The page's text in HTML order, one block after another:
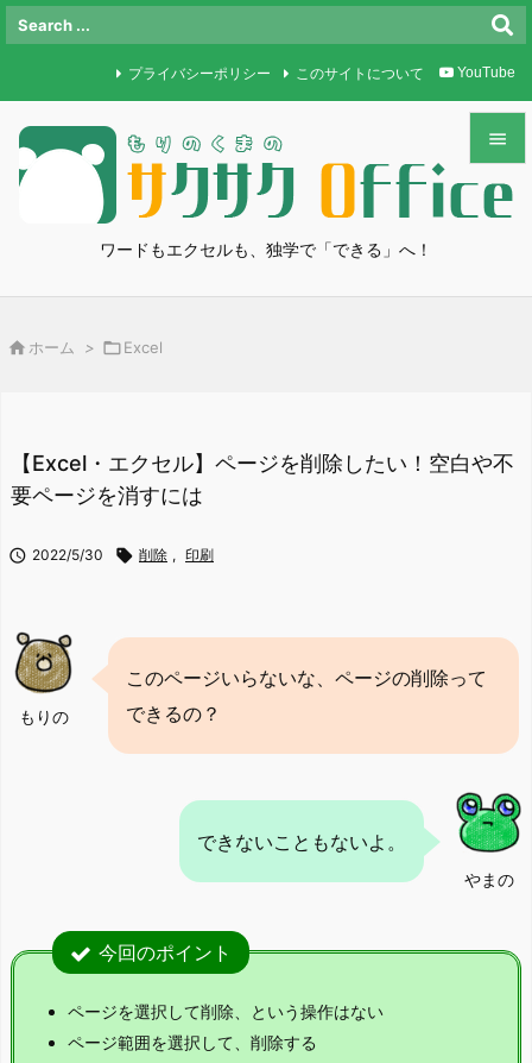
ワードもエクセルも、独学で「できる」へ！


メニュ
検索
プライバシーポリシー このサイトについて YouTube
 ホーム > Excel
【Excel・エクセル】ページを削除したい！空白や不
要ページを消すには
 2022/5/30  削除 , 印刷
もりの
このページいらないな、ページの削除って
できるの？
やまの
できないこともないよ。
今回のポイント
ページを選択して削除、という操作はない
ページ範囲を選択して、削除する